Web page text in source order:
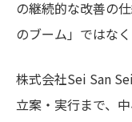
の継続的な改善の
のブーム」ではな
株式会社Sei San
立案・実行まで、